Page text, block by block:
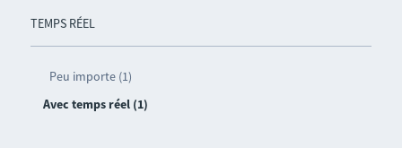
TEMPS RÉEL
Peu importe (1)
Avec temps réel (1)